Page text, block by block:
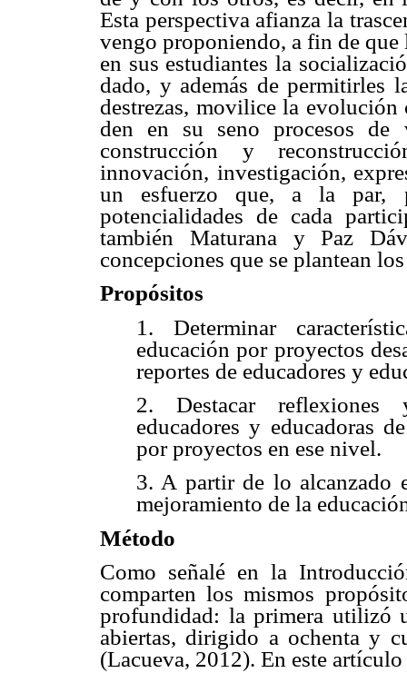
Esta perspectiva afianza la
vengo proponiendo, a fin de
en sus estudiantes la
dado, y además de permitirles
destrezas, movilice la
den en su seno procesos de
construcción y
innovación, investigación,
un esfuerzo que, a la par,
potencialidades de cada
también Maturana y Paz
concepciones que se plantean
Propósitos
1. Determinar
educación por proyectos
reportes de educadores y
2. Destacar reflexiones
educadores y educadoras
por proyectos en ese nivel.
3. A partir de lo alcanzado
mejoramiento de la
Método
Como señalé en la
comparten los mismos
profundidad: la primera utilizó
abiertas, dirigido a ochenta y
(Lacueva, 2012). En este